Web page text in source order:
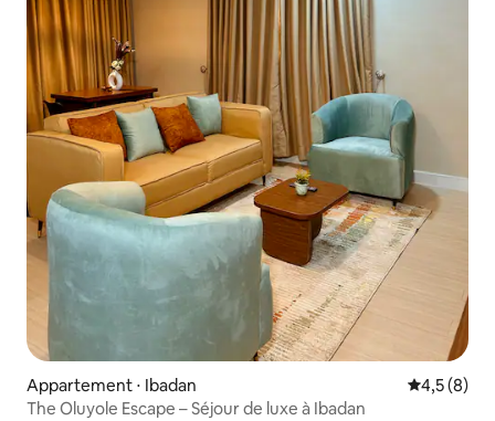
Appartement ⋅ Ibadan Évaluation
4,5 (8)
The Oluyole Escape – Séjour de luxe à Ibadan